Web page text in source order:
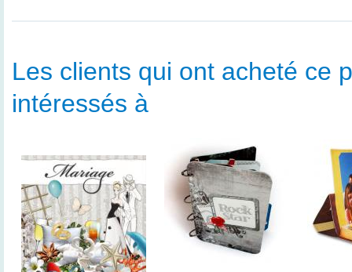
Les clients qui ont acheté ce
intéressés à